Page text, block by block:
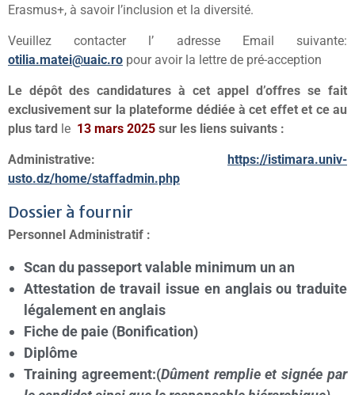
Erasmus+, à savoir l’inclusion et la diversité.
Veuillez contacter l’ adresse Email suivante:
otilia.matei@uaic.ro pour avoir la lettre de pré-acception
Le dépôt des candidatures à cet appel d’offres se fait
exclusivement sur la plateforme dédiée à cet effet et ce au
plus tard le 13 mars 2025 sur les liens suivants :
Administrative:
https://istimara.univ-
usto.dz/home/staffadmin.php
Dossier à fournir
Personnel Administratif :
Scan du passeport valable minimum un an
Attestation de travail issue en anglais ou traduite
légalement en anglais
Fiche de paie (Bonification)
Diplôme
Training agreement:(Dûment remplie et signée par